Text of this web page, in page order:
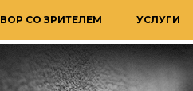
СО ЗРИТЕЛЕМ УСЛУГИ